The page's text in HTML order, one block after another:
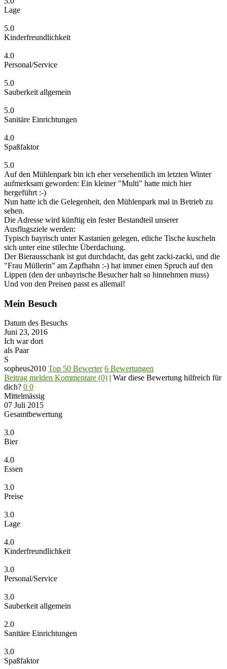
Lage
5.0
Kinderfreundlichkeit
4.0
Personal/Service
5.0
Sauberkeit allgemein
5.0
Sanitäre Einrichtungen
4.0
Spaßfaktor
5.0
Auf den Mühlenpark bin ich eher versehentlich im letzten Winter
aufmerksam geworden: Ein kleiner "Multi" hatte mich hier
hergeführt :-)
Nun hatte ich die Gelegenheit, den Mühlenpark mal in Betrieb zu
sehen.
Die Adresse wird künftig ein fester Bestandteil unserer
Ausflugsziele werden:
Typisch bayrisch unter Kastanien gelegen, etliche Tische kuscheln
sich unter eine stilechte Überdachung.
Der Bierausschank ist gut durchdacht, das geht zacki-zacki, und die
"Frau Müllerin" am Zapfhahn :-) hat immer einen Spruch auf den
Lippen (den der unbayrische Besucher halt so hinnehmen muss)
Und von den Preisen passt es allemal!
Mein Besuch
Datum des Besuchs
Juni 23, 2016
Ich war dort
als Paar
S
sopheus2010 Top 50 Bewerter 6 Bewertungen
Beitrag melden Kommentare (0) | War diese Bewertung hilfreich für
dich? 0 0
Mittelmässig
07 Juli 2015
Gesamtbewertung
3.0
Bier
4.0
Essen
3.0
Preise
3.0
Lage
4.0
Kinderfreundlichkeit
3.0
Personal/Service
3.0
Sauberkeit allgemein
2.0
Sanitäre Einrichtungen
3.0
Spaßfaktor